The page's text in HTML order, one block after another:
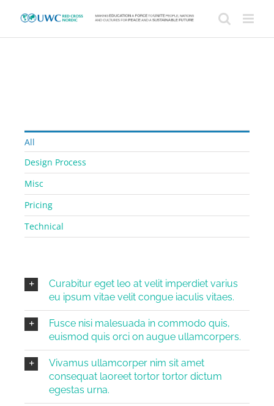
All
Design Process
Misc
Pricing
Technical
Curabitur eget leo at velit imperdiet varius
eu ipsum vitae velit congue iaculis vitaes.
Fusce nisi malesuada in commodo quis,
euismod quis orci on augue ullamcorpers.
Vivamus ullamcorper nim sit amet
consequat laoreet tortor tortor dictum
egestas urna.